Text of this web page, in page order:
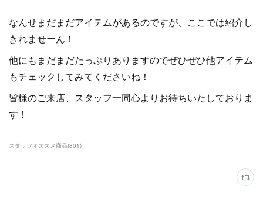
なんせまだまだアイテムがあるのですが、ここでは紹介し
きれませーん！
他にもまだまだたっぷりありますのでぜひぜひ他アイテム
もチェックしてみてくださいね！
皆様のご来店、スタッフ一同心よりお待ちいたしておりま
す！
スタッフオススメ商品(801)